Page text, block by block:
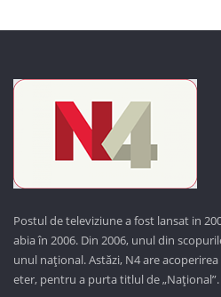
Postul de televiziune a fost lansat in
abia în 2006. Din 2006, unul din
unul național. Astăzi, N4 are
eter, pentru a purta titlul de „Național”.